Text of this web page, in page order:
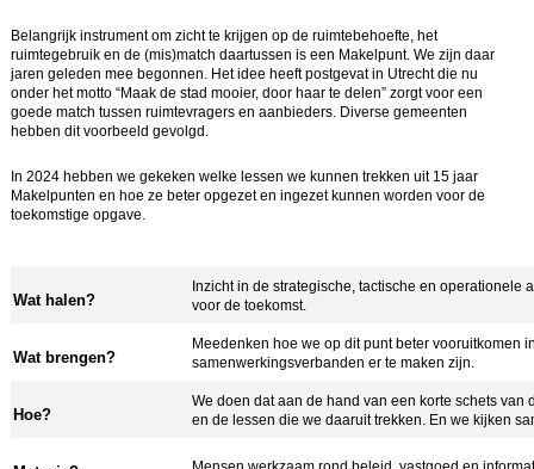
Belangrijk instrument om zicht te krijgen op de ruimtebehoefte, het
ruimtegebruik en de (mis)match daartussen is een Makelpunt. We zijn daar
jaren geleden mee begonnen. Het idee heeft postgevat in Utrecht die nu
onder het motto “Maak de stad mooier, door haar te delen” zorgt voor een
goede match tussen ruimtevragers en aanbieders. Diverse gemeenten
hebben dit voorbeeld gevolgd.
In 2024 hebben we gekeken welke lessen we kunnen trekken uit 15 jaar
Makelpunten en hoe ze beter opgezet en ingezet kunnen worden voor de
toekomstige opgave.
Wat halen?
Inzicht in de strategische, tactische en
voor de toekomst.
Wat brengen?
Meedenken hoe we op dit punt beter vooruitkomen
samenwerkingsverbanden er te maken zijn.
Hoe?
We doen dat aan de hand van een korte schets
en de lessen die we daaruit trekken. En we kijken